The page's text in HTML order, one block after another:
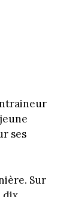
ses
Sur